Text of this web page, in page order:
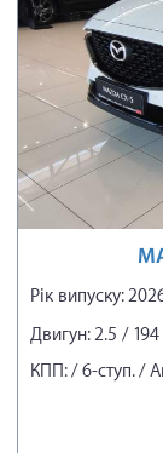
Рік випуску:
Двигун: 2.5 / 194
КПП: / 6-ступ. /